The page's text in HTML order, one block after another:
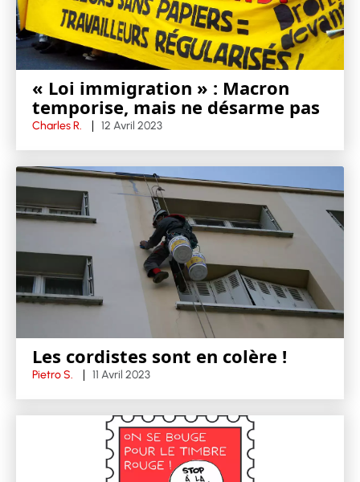
« Loi immigration » : Macron
temporise, mais ne désarme pas
Charles R. 12 Avril 2023
Les cordistes sont en colère !
Pietro S. 11 Avril 2023